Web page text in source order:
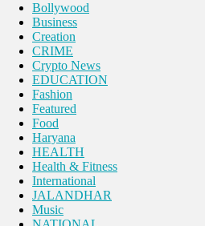
Bollywood
Business
Creation
CRIME
Crypto News
EDUCATION
Fashion
Featured
Food
Haryana
HEALTH
Health & Fitness
International
JALANDHAR
Music